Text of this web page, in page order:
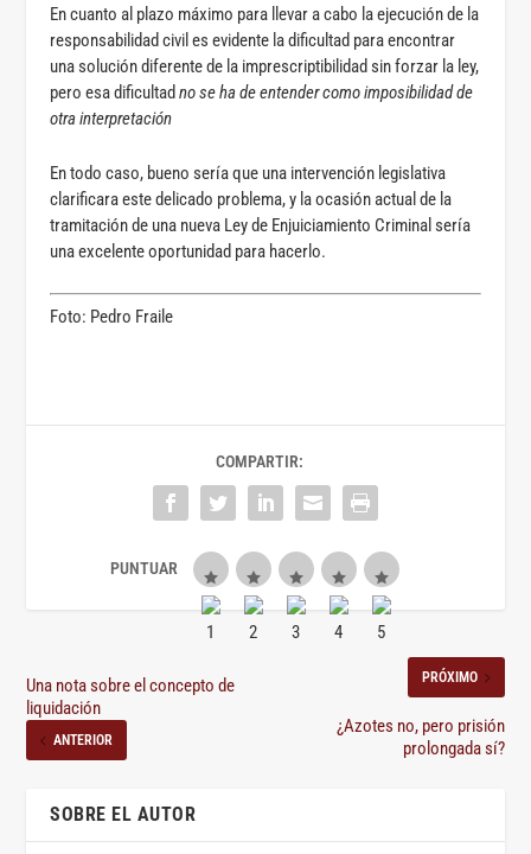
En cuanto al plazo máximo para llevar a cabo la ejecución de la
responsabilidad civil es evidente la dificultad para encontrar
una solución diferente de la imprescriptibilidad sin forzar la ley,
pero esa dificultadno se ha de entender como imposibilidad de
otra interpretación
En todo caso, bueno sería que una intervención legislativa
clarificara este delicado problema, y la ocasión actual de la
tramitación de una nueva Ley de Enjuiciamiento Criminal sería
una excelente oportunidad para hacerlo.
Foto: Pedro Fraile
COMPARTIR:
Una nota sobre el concepto de
liquidación
ANTERIOR
PRÓXIMO
¿Azotes no, pero prisión
prolongada sí?
SOBRE EL AUTOR